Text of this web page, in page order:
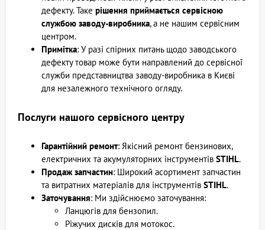
дефекту. Таке рішення приймається сервісною
службою заводу-виробника, а не нашим сервісним
центром.
Примітка: У разі спірних питань щодо заводського
дефекту товар може бути направлений до сервісної
служби представництва заводу-виробника в Києві
для незалежного технічного огляду.
Послуги нашого сервісного центру
Гарантійний ремонт: Якісний ремонт бензинових,
електричних та акумуляторних інструментів STIHL.
Продаж запчастин: Широкий асортимент запчастин
та витратних матеріалів для інструментів STIHL.
Заточування: Ми здійснюємо заточування:
Ланцюгів для бензопил.
Ріжучих дисків для мотокос.